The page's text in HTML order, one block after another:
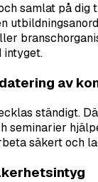
samlat på
intyget.
av
ständigt.
seminarier
säkert och